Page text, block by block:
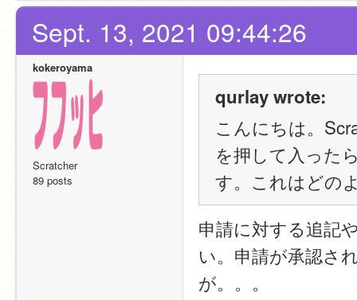
Sept. 13, 2021 09:44:26
kokeroyama
Scratcher
89 posts
qurlay wrote:
こんにちは。
を押して入った
す。これはどの
申請に対する追記
い。申請が承認さ
が。。。